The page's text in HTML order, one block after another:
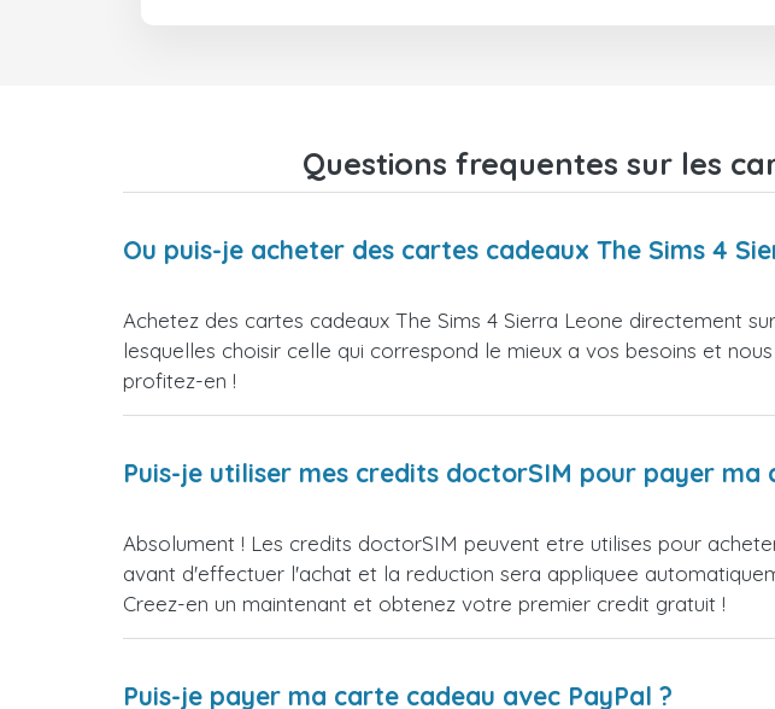
Questions frequentes sur les
Ou puis-je acheter des cartes cadeaux The Sims 4
Achetez des cartes cadeaux The Sims 4 Sierra Leone directement
lesquelles choisir celle qui correspond le mieux a vos besoins et
profitez-en !
Puis-je utiliser mes credits doctorSIM pour payer ma
Absolument ! Les credits doctorSIM peuvent etre utilises pour
avant d'effectuer l'achat et la reduction sera appliquee
Creez-en un maintenant et obtenez votre premier credit gratuit !
Puis-je payer ma carte cadeau avec PayPal ?